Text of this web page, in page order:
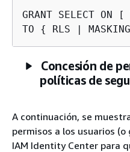
GRANT SELECT ON
TO { RLS |
Concesión de
políticas de
A continuación, se
permisos a los usuarios
IAM Identity Center para